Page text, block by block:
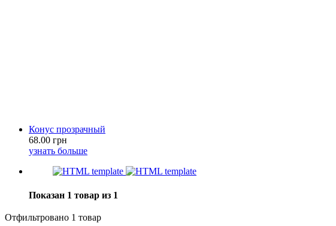
Конус прозрачный
68.00 грн
узнать больше
Показан 1 товар из 1
Отфильтровано 1 товар